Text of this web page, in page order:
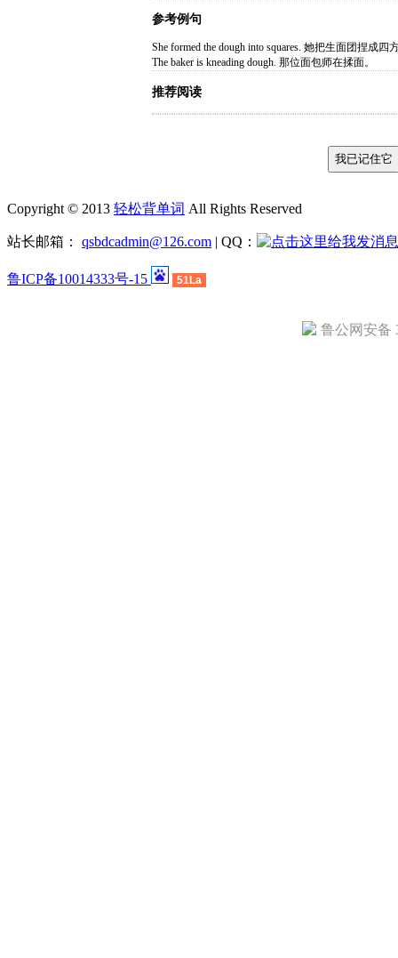
参考例句
She formed the dough into squares. 她把生面团捏成四
The baker is kneading dough. 那位面包师在揉面。
推荐阅读
Copyright © 2013 轻松背单词 All Rights Reserved
站长邮箱： qsbdcadmin@126.com | QQ：
鲁ICP备10014333号-15 51La
鲁公网安备